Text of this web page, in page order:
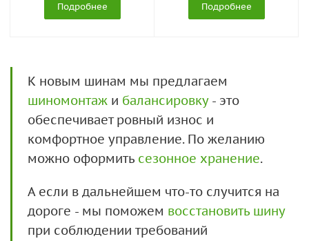
Подробнее Подробнее
К новым шинам мы предлагаем
шиномонтаж и балансировку- это
обеспечивает ровный износ и
комфортное управление. По желанию
можно оформить сезонное хранение.
А если в дальнейшем что-то случится на
дороге - мы поможем восстановить шину
при соблюдении требований